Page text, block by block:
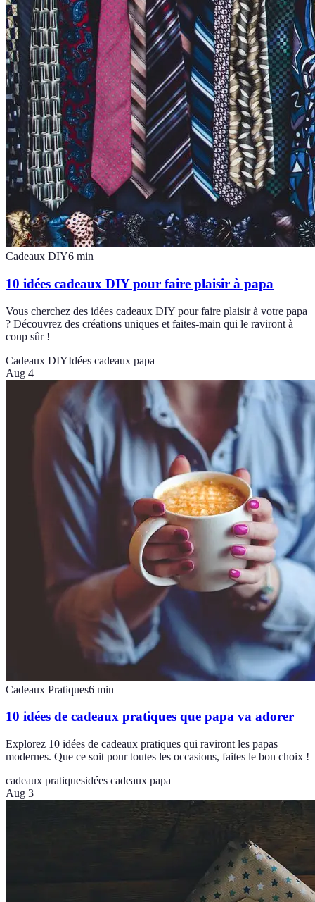
Cadeaux DIY6 min
10 idées cadeaux DIY pour faire plaisir à papa
Vous cherchez des idées cadeaux DIY pour faire plaisir à votre papa
? Découvrez des créations uniques et faites-main qui le raviront à
coup sûr !
Cadeaux DIYIdées cadeaux papa
Aug 4
Cadeaux Pratiques6 min
10 idées de cadeaux pratiques que papa va adorer
Explorez 10 idées de cadeaux pratiques qui raviront les papas
modernes. Que ce soit pour toutes les occasions, faites le bon choix !
cadeaux pratiquesidées cadeaux papa
Aug 3